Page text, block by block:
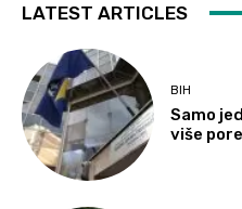
LATEST ARTICLES
BIH
Samo
više